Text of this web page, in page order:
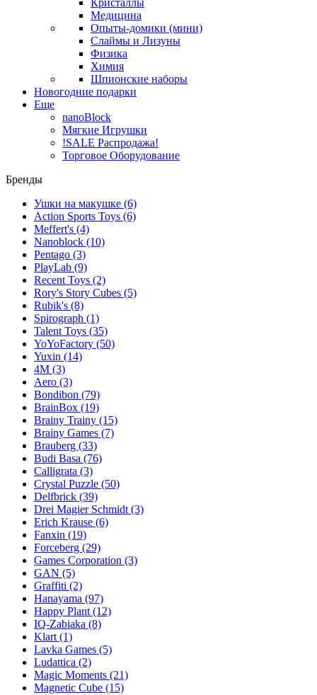
Кристаллы
Медицина
Опыты-домики (мини)
Слаймы и Лизуны
Физика
Химия
Шпионские наборы
Новогодние подарки
Еще
nanoBlock
Мягкие Игрушки
!SALE Распродажа!
Торговое Оборудование
Бренды
Ушки на макушке (6)
Action Sports Toys (6)
Meffert's (4)
Nanoblock (10)
Pentago (3)
PlayLab (9)
Recent Toys (2)
Rory's Story Cubes (5)
Rubik's (8)
Spirograph (1)
Talent Toys (35)
YoYoFactory (50)
Yuxin (14)
4M (3)
Aero (3)
Bondibon (79)
BrainBox (19)
Brainy Trainy (15)
Brainy Games (7)
Brauberg (33)
Budi Basa (76)
Calligrata (3)
Crystal Puzzle (50)
Delfbrick (39)
Drei Magier Schmidt (3)
Erich Krause (6)
Fanxin (19)
Forceberg (29)
Games Corporation (3)
GAN (5)
Graffiti (2)
Hanayama (97)
Happy Plant (12)
IQ-Zabiaka (8)
Klart (1)
Lavka Games (5)
Ludattica (2)
Magic Moments (21)
Magnetic Cube (15)